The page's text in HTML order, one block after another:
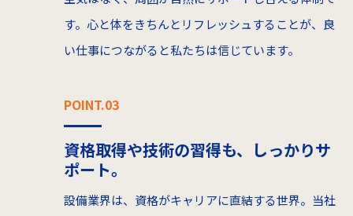
す。心と体をきちんとリフレッシュすることが、良
い仕事につながると私たちは信じています。
POINT.03
資格取得や技術の習得も、しっかりサ
ポート。
設備業界は、資格がキャリアに直結する世界。当社